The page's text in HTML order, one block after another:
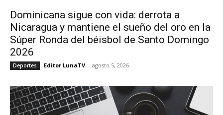
Dominicana sigue con vida: derrota a
Nicaragua y mantiene el sueño del oro en la
Súper Ronda del béisbol de Santo Domingo
2026
Deportes Editor LunaTV - agosto 5, 2026